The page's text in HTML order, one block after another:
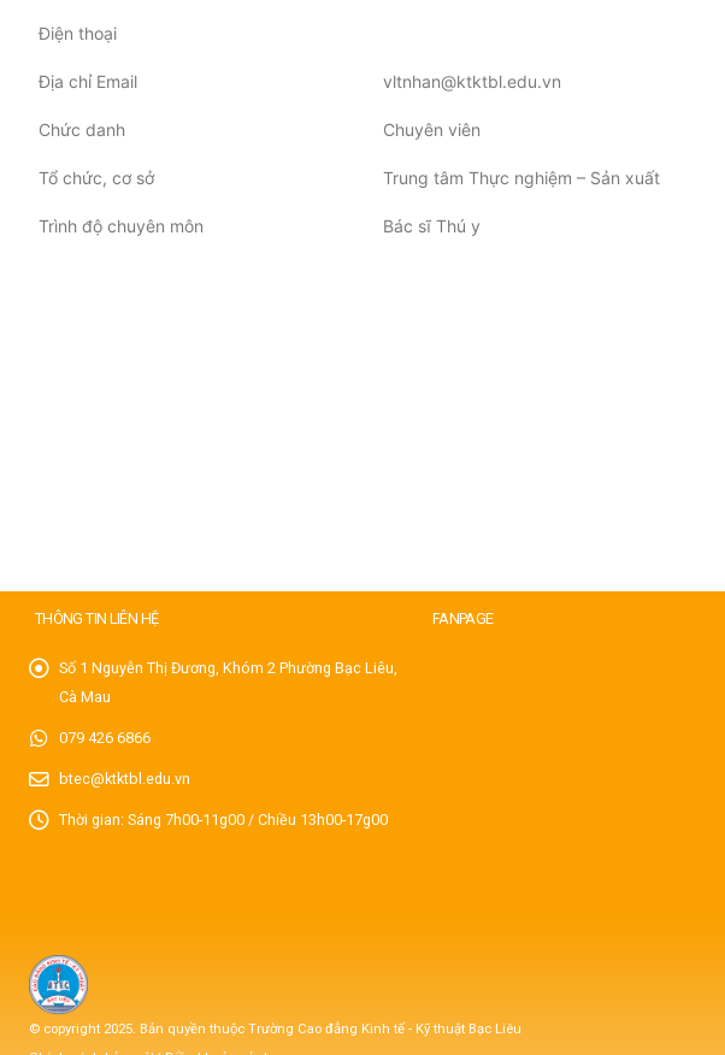
Điện thoại
Địa chỉ Email vltnhan@ktktbl.edu.vn
Chức danh Chuyên viên
Tổ chức, cơ sở Trung tâm Thực nghiệm – Sản xuất
Trình độ chuyên môn Bác sĩ Thú y
THÔNG TIN LIÊN HỆ
Số 1 Nguyễn Thị Đương, Khóm 2 Phường Bạc Liêu,
Cà Mau
079 426 6866
btec@ktktbl.edu.vn
Thời gian: Sáng 7h00-11g00 / Chiều 13h00-17g00
FANPAGE
© copyright 2025. Bản quyền thuộc Trường Cao đẳng Kinh tế - Kỹ thuật Bạc Liêu